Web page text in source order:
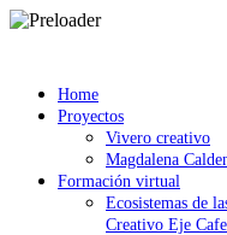
Home
Proyectos
Vivero creativo
Magdalena
Formación virtual
Ecosistemas de
Creativo Eje